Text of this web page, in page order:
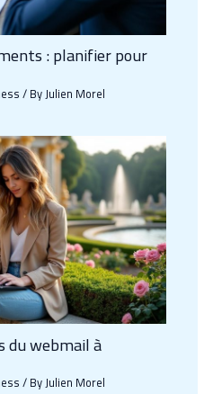
: planifier pour
/ ByJulien Morel
du webmail à
/ ByJulien Morel